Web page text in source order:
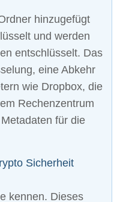
hinzugefügt
und werden
entschlüsselt. Das
eine Abkehr
wie Dropbox, die
Rechenzentrum
für die
kennen. Dieses